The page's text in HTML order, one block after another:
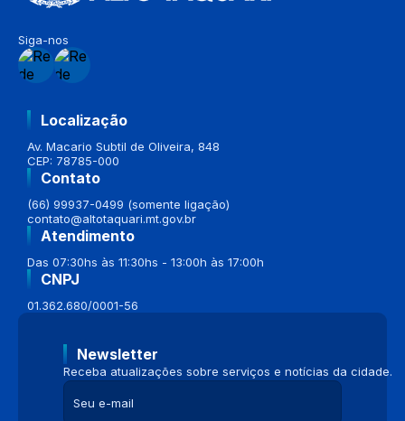
Siga-nos
Localização
Av. Macario Subtil de Oliveira, 848
CEP: 78785-000
Contato
(66) 99937-0499 (somente ligação)
contato@altotaquari.mt.gov.br
Atendimento
Das 07:30hs às 11:30hs - 13:00h às 17:00h
CNPJ
01.362.680/0001-56
Newsletter
Receba atualizações sobre serviços e notícias da cidade.